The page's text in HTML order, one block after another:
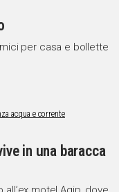
per casa e bollette
in una baracca